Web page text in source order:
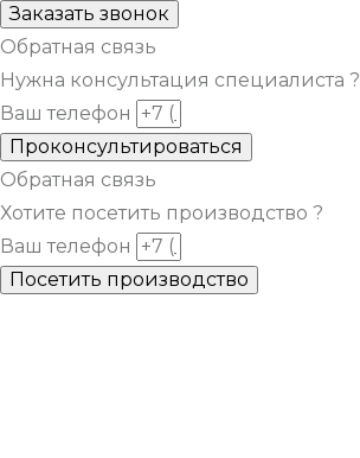
Заказать звонок
Обратная связь
Нужна консультация специалиста ?
Ваш телефон
Проконсультироваться
Обратная связь
Хотите посетить производство ?
Ваш телефон
Посетить производство